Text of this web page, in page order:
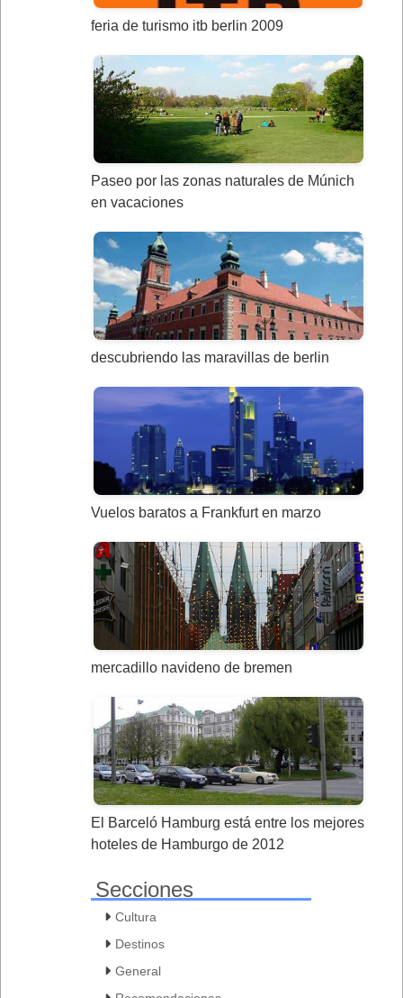
feria de turismo itb berlin 2009
Paseo por las zonas naturales de Múnich
en vacaciones
descubriendo las maravillas de berlin
Vuelos baratos a Frankfurt en marzo
mercadillo navideno de bremen
El Barceló Hamburg está entre los mejores
hoteles de Hamburgo de 2012
Secciones
Cultura
Destinos
General